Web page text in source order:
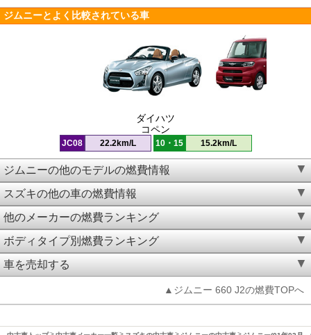
ジムニーとよく比較されている車
ダイハツ
コペン
JC08 22.2km/L 10・15 15.2km/L
ジムニーの他のモデルの燃費情報
スズキの他の車の燃費情報
他のメーカーの燃費ランキング
ボディタイプ別燃費ランキング
車を売却する
▲ジムニー 660 J2の燃費TOPへ